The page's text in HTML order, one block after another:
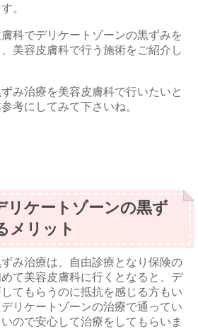
。
科でデリケートゾーンの黒ずみを
美容皮膚科で行う施術をご紹介し
み治療を美容皮膚科で行いたいと
考にしてみて下さいね。
リケートゾーンの黒ず
メリット
み治療は、自由診療となり保険の
て美容皮膚科に行くとなると、デ
てもらうのに抵抗を感じる方もい
リケートゾーンの治療で通ってい
ので安心して治療をしてもらいま